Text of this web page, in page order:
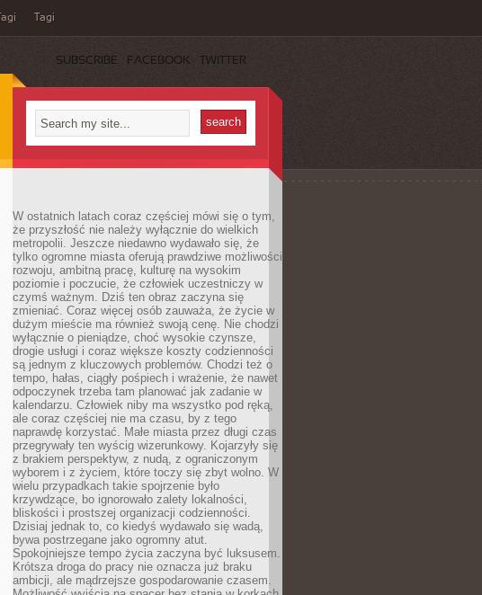
Tagi Tagi
SUBSCRIBE FACEBOOK TWITTER
W ostatnich latach coraz częściej mówi się o tym,
że przyszłość nie należy wyłącznie do wielkich
metropolii. Jeszcze niedawno wydawało się, że
tylko ogromne miasta oferują prawdziwe możliwości
rozwoju, ambitną pracę, kulturę na wysokim
poziomie i poczucie, że człowiek uczestniczy w
czymś ważnym. Dziś ten obraz zaczyna się
zmieniać. Coraz więcej osób zauważa, że życie w
dużym mieście ma również swoją cenę. Nie chodzi
wyłącznie o pieniądze, choć wysokie czynsze,
drogie usługi i coraz większe koszty codzienności
są jednym z kluczowych problemów. Chodzi też o
tempo, hałas, ciągły pośpiech i wrażenie, że nawet
odpoczynek trzeba tam planować jak zadanie w
kalendarzu. Człowiek niby ma wszystko pod ręką,
ale coraz częściej nie ma czasu, by z tego
naprawdę korzystać. Małe miasta przez długi czas
przegrywały ten wyścig wizerunkowy. Kojarzyły się
z brakiem perspektyw, z nudą, z ograniczonym
wyborem i z życiem, które toczy się zbyt wolno. W
wielu przypadkach takie spojrzenie było
krzywdzące, bo ignorowało zalety lokalności,
bliskości i prostszej organizacji codzienności.
Dzisiaj jednak to, co kiedyś wydawało się wadą,
bywa postrzegane jako ogromny atut.
Spokojniejsze tempo życia zaczyna być luksusem.
Krótsza droga do pracy nie oznacza już braku
ambicji, ale mądrzejsze gospodarowanie czasem.